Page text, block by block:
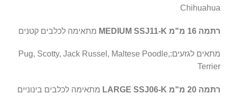
Chihuahua
רתמה 16 מ"מ MEDIUM SSJ11-K מתאימה לכלבים קטנים
מתאים לגזעים:Pug, Scotty, Jack Russel, Maltese Poodle,
Terrier
רתמה 20 מ"מ LARGE SSJ06-K מתאימה לכלבים בינוניים